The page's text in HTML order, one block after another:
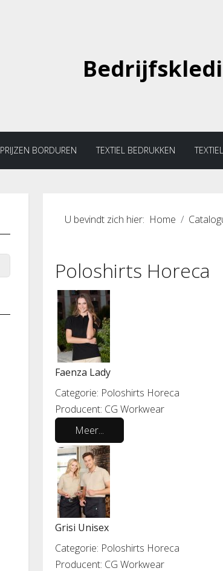
PRIJZEN BORDUREN TEXTIEL BEDRUKKEN
U bevindt zich hier: Home
Poloshirts Horeca
Faenza Lady
Categorie: Poloshirts Horeca
Producent: CG Workwear
Meer...
Grisi Unisex
Categorie: Poloshirts Horeca
Producent: CG Workwear